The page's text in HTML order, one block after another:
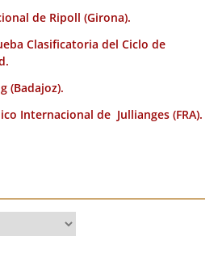
de Ripoll (Girona).
Clasificatoria del Ciclo de
(Badajoz).
Internacional de Jullianges (FRA).